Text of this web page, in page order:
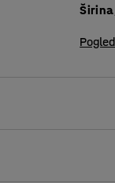
dolaze u